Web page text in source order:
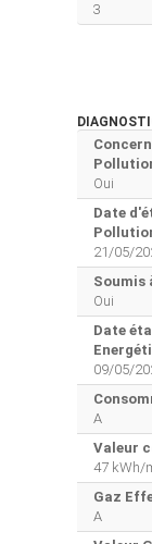
3
Oui
Date
21/05/
Soumis
Oui
Date
09/05/
A
Valeur
47 kWh/
Gaz
A